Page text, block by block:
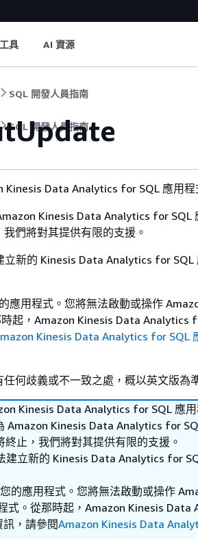
具 AI 資源
SQL 開發人員指南
SQL 開發人員指南
Kinesis Data Analytics for SQL 應用程
Kinesis Data Analytics for SQL
們將對其提供有限的支援。
立新的 Kinesis Data Analytics for SQL
應用程式。您將無法啟動或操作
起，Amazon Kinesis Data Analytics
Kinesis Data Analytics for SQL
何歧義或不一致之處，概以英文版為
Kinesis Data Analytics for SQL 應
Amazon Kinesis Data Analytics for
止，我們將對其提供有限的支援。
建立新的 Kinesis Data Analytics for
的應用程式。您將無法啟動或操作
式。從那時起，Amazon Kinesis Data
，請參閱Amazon Kinesis Data